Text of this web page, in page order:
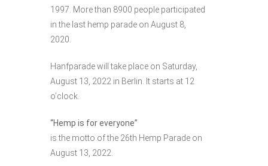
1997. More than 8900 people participated
in the last hemp parade on August 8,
2020.
Hanfparade will take place on Saturday,
August 13, 2022 in Berlin. It starts at 12
o’clock.
“Hemp is for everyone”
is the motto of the 26th Hemp Parade on
August 13, 2022.